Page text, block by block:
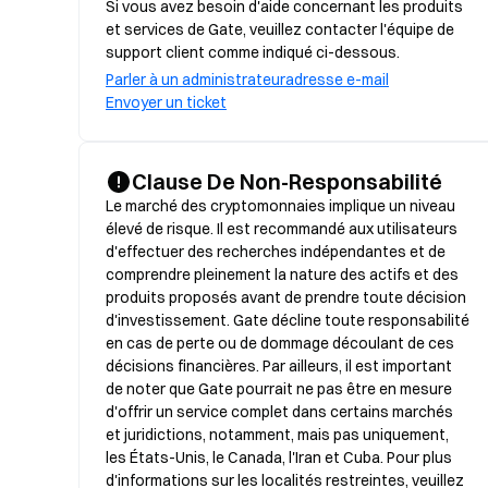
Si vous avez besoin d'aide concernant les produits
et services de Gate, veuillez contacter l'équipe de
support client comme indiqué ci-dessous.
Parler à un administrateuradresse e-mail
Envoyer un ticket
Clause De Non-Responsabilité
Le marché des cryptomonnaies implique un niveau
élevé de risque. Il est recommandé aux utilisateurs
d'effectuer des recherches indépendantes et de
comprendre pleinement la nature des actifs et des
produits proposés avant de prendre toute décision
d'investissement. Gate décline toute responsabilité
en cas de perte ou de dommage découlant de ces
décisions financières. Par ailleurs, il est important
de noter que Gate pourrait ne pas être en mesure
d'offrir un service complet dans certains marchés
et juridictions, notamment, mais pas uniquement,
les États-Unis, le Canada, l'Iran et Cuba. Pour plus
d'informations sur les localités restreintes, veuillez